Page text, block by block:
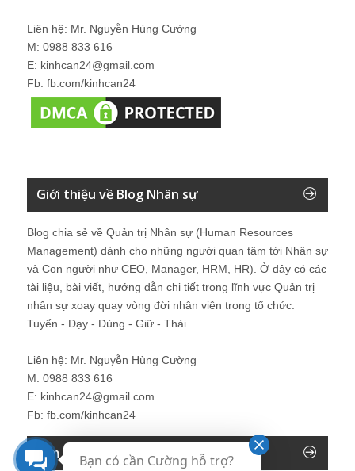
Liên hệ: Mr. Nguyễn Hùng Cường
M: 0988 833 616
E: kinhcan24@gmail.com
Fb: fb.com/kinhcan24
Giới thiệu về Blog Nhân sự
Blog chia sẻ về Quản trị Nhân sự (Human Resources
Management) dành cho những người quan tâm tới Nhân sự
và Con người như CEO, Manager, HRM, HR). Ở đây có các
tài liệu, bài viết, hướng dẫn chi tiết trong lĩnh vực Quản trị
nhân sự xoay quay vòng đời nhân viên trong tổ chức:
Tuyển - Dạy - Dùng - Giữ - Thải.
Liên hệ: Mr. Nguyễn Hùng Cường
M: 0988 833 616
E: kinhcan24@gmail.com
Fb: fb.com/kinhcan24
Tìm kiếm trên Blog Nhân sự
Bạn có cần Cường hỗ trợ?